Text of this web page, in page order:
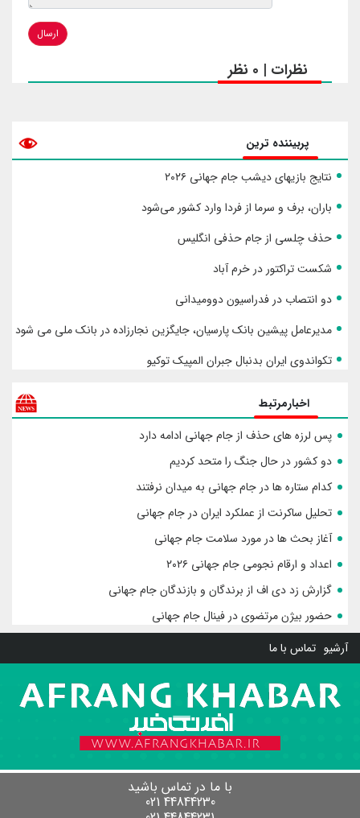
ارسال
نظرات | 0 نظر
پربیننده ترین
نتایج بازیهای دیشب جام جهانی ۲۰۲۶
باران، برف و سرما از فردا وارد کشور می‌شود
حذف چلسی از جام حذفی انگلیس
شکست تراکتور در خرم آباد
دو انتصاب در فدراسیون دوومیدانی
مدیرعامل پیشین بانک پارسیان، جایگزین نجارزاده در بانک ملی می شود
تکواندوی ایران بدنبال جبران المپیک توکیو
اخبارمرتبط
پس لرزه های حذف از جام جهانی ادامه دارد
دو کشور در حال جنگ را متحد کردیم
کدام ستاره ها در جام جهانی به میدان نرفتند
تحلیل ساکرنت از عملکرد ایران در جام جهانی
آغاز بحث ها در مورد سلامت جام جهانی
اعداد و ارقام نجومی جام جهانی ۲۰۲۶
گزارش زد دی اف از برندگان و بازندگان جام جهانی
حضور بیژن مرتضوی در فینال جام جهانی
آرشیو تماس با ما
با ما در تماس باشید
44844230 021